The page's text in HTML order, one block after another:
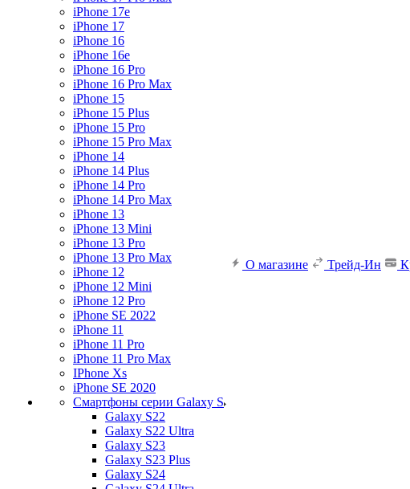
iPhone 17e
iPhone 17
iPhone 16
iPhone 16e
iPhone 16 Pro
iPhone 16 Pro Max
iPhone 15
iPhone 15 Plus
iPhone 15 Pro
iPhone 15 Pro Max
iPhone 14
iPhone 14 Plus
iPhone 14 Pro
iPhone 14 Pro Max
iPhone 13
iPhone 13 Mini
iPhone 13 Pro
iPhone 13 Pro Max
iPhone 12
iPhone 12 Mini
iPhone 12 Pro
iPhone SE 2022
iPhone 11
iPhone 11 Pro
iPhone 11 Pro Max
IPhone Xs
iPhone SE 2020
Смартфоны серии Galaxy S
Galaxy S22
Galaxy S22 Ultra
Galaxy S23
Galaxy S23 Plus
Galaxy S24
О магазине Трейд-Ин